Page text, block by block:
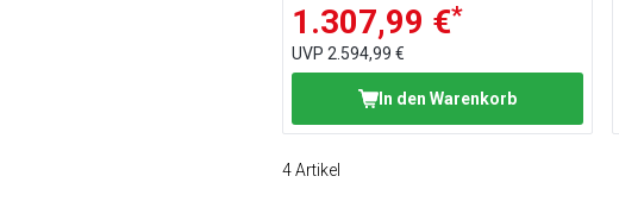
1.307,99 €*
UVP 2.594,99 €
In den Warenkorb
4 Artikel